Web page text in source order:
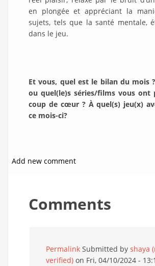
en plongée et appréciant la
sujets, tels que la santé mentale,
dans le jeu.
Et vous, quel est le bilan du mois
ou quel(le)s séries/films vous ont
coup de cœur ? À quel(s) jeu(x)
ce mois-ci?
Add new comment
Comments
Permalink Submitted by shaya
verified) on Fri, 04/10/2024 -